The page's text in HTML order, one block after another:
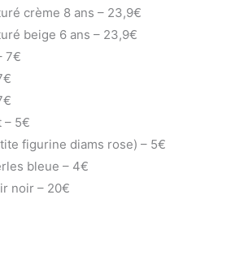
crème 8 ans – 23,9€
beige 6 ans – 23,9€
7€
– 5€
figurine diams rose) – 5€
bleue – 4€
noir – 20€